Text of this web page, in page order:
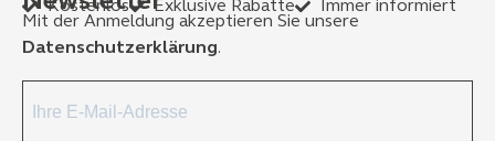
Kostenlos Exklusive Rabatte
Immer informiert
Mit der Anmeldung akzeptieren Sie unsere
Datenschutzerklärung.